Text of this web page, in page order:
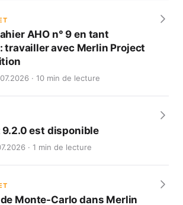
AHO n° 9 en tant
travailler avec Merlin Project
· 10 min de lecture
est disponible
· 1 min de lecture
Monte-Carlo dans Merlin